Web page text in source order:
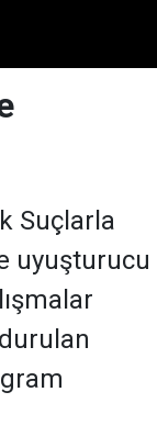
Suçlarla
uyuşturucu